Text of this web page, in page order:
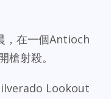
，在一個Antioch
槍射殺。
Lookout